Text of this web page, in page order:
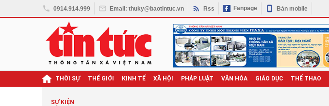
0914.914.999 Email: thuky@baotintuc.vn Rss Fanpage Bản mobile
THỜI SỰ THẾ GIỚI KINH TẾ XÃ HỘI PHÁP LUẬT VĂN HÓA GIÁO DỤC THỂ THAO
SỰ KIỆN